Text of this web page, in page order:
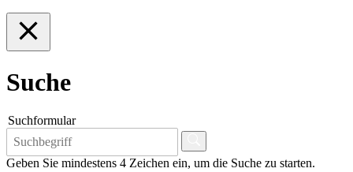
Suche
Suchformular
Geben Sie mindestens 4 Zeichen ein, um die Suche zu starten.